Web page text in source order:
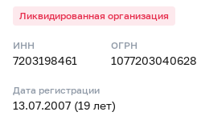
Ликвидированная организация
ИНН
7203198461
ОГРН
1077203040628
Дата регистрации
13.07.2007 (19 лет)